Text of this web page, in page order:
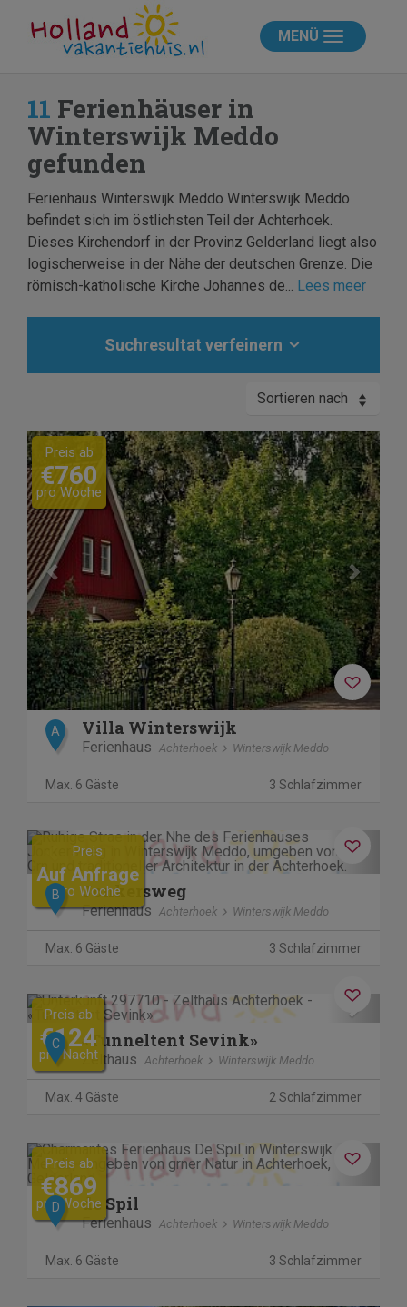
MENÜ
11 Ferienhäuser in
Winterswijk Meddo
gefunden
Ferienhaus Winterswijk Meddo Winterswijk Meddo
befindet sich im östlichsten Teil der Achterhoek.
Dieses Kirchendorf in der Provinz Gelderland liegt also
logischerweise in der Nähe der deutschen Grenze. Die
römisch-katholische Kirche Johannes de... Lees meer
Suchresultat verfeinern
Sortieren nach
Previous Next
Preis ab
€760
pro Woche
A Villa Winterswijk
Ferienhaus Achterhoek Winterswijk Meddo
Max. 6 Gäste 3 Schlafzimmer
Previous Next
Preis
Auf Anfrage
pro Woche
B Jonkersweg
Ferienhaus Achterhoek Winterswijk Meddo
Max. 6 Gäste 3 Schlafzimmer
Previous Next
Preis ab
€124
pro Nacht
C «Tunneltent Sevink»
Zelthaus Achterhoek Winterswijk Meddo
Max. 4 Gäste 2 Schlafzimmer
Previous Next
Preis ab
€869
pro Woche
D de Spil
Ferienhaus Achterhoek Winterswijk Meddo
Max. 6 Gäste 3 Schlafzimmer